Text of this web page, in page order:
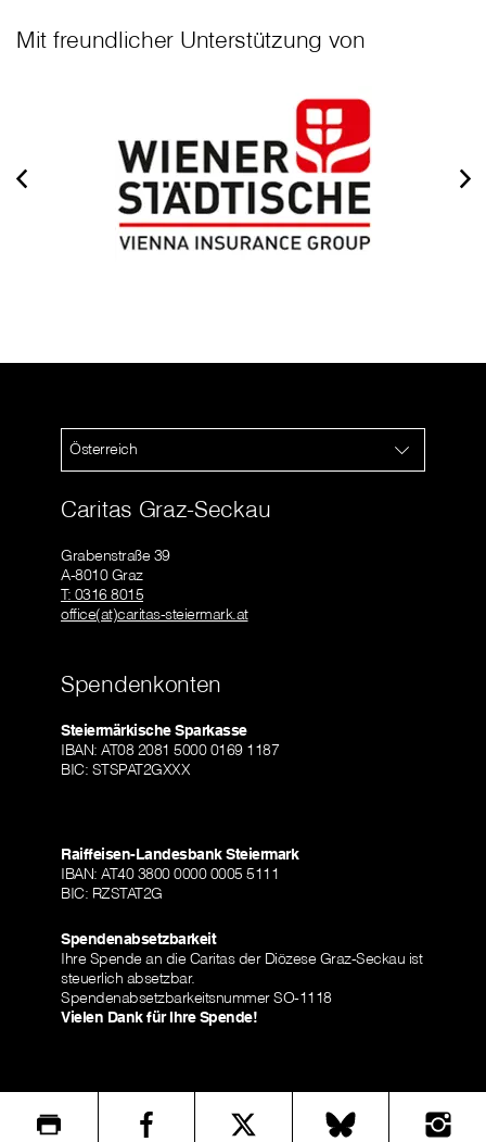
Mit freundlicher Unterstützung von
Österreich
Caritas Graz-Seckau
Grabenstraße 39
A-8010 Graz
T: 0316 8015
office(at)caritas-steiermark.at
Spendenkonten
Steiermärkische Sparkasse
IBAN: AT08 2081 5000 0169 1187
BIC: STSPAT2GXXX
Raiffeisen-Landesbank Steiermark
IBAN: AT40 3800 0000 0005 5111
BIC: RZSTAT2G
Spendenabsetzbarkeit
Ihre Spende an die Caritas der Diözese Graz-Seckau ist
steuerlich absetzbar.
Spendenabsetzbarkeitsnummer SO-1118
Vielen Dank für Ihre Spende!